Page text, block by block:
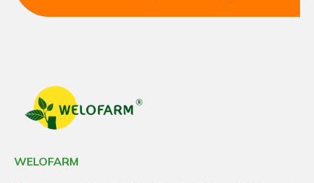
HƯỚNG DẪN BẢO QUẢN
WELOFARM